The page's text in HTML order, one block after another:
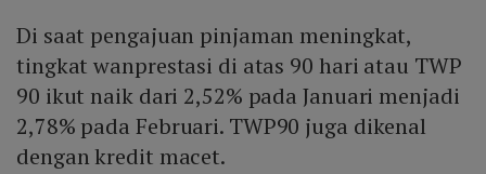
Di saat pengajuan pinjaman meningkat,
tingkat wanprestasi di atas 90 hari atau TWP
90 ikut naik dari 2,52% pada Januari menjadi
2,78% pada Februari. TWP90 juga dikenal
dengan kredit macet.